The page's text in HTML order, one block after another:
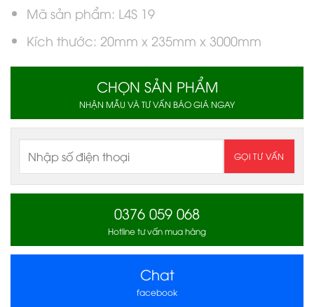
Mã sản phẩm: L4S 19
Kích thước: 20mm x 235mm x 3000mm
CHỌN SẢN PHẨM
NHẬN MẪU VÀ TƯ VẤN BÁO GIÁ NGAY
0376 059 068
Hotline tư vấn mua hàng
Chat
facebook